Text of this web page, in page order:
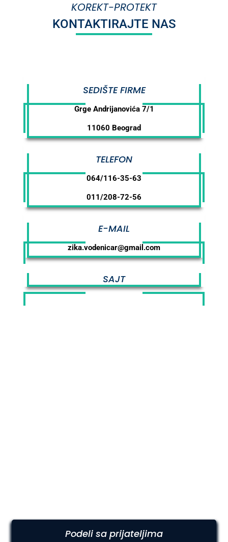
KOREKT-PROTEKT
KONTAKTIRAJTE NAS
SEDIŠTE FIRME
Grge Andrijanovića 7/1
11060 Beograd
TELEFON
064/116-35-63
011/208-72-56
E-MAIL
zika.vodenicar@gmail.com
SAJT
Podeli sa prijateljima